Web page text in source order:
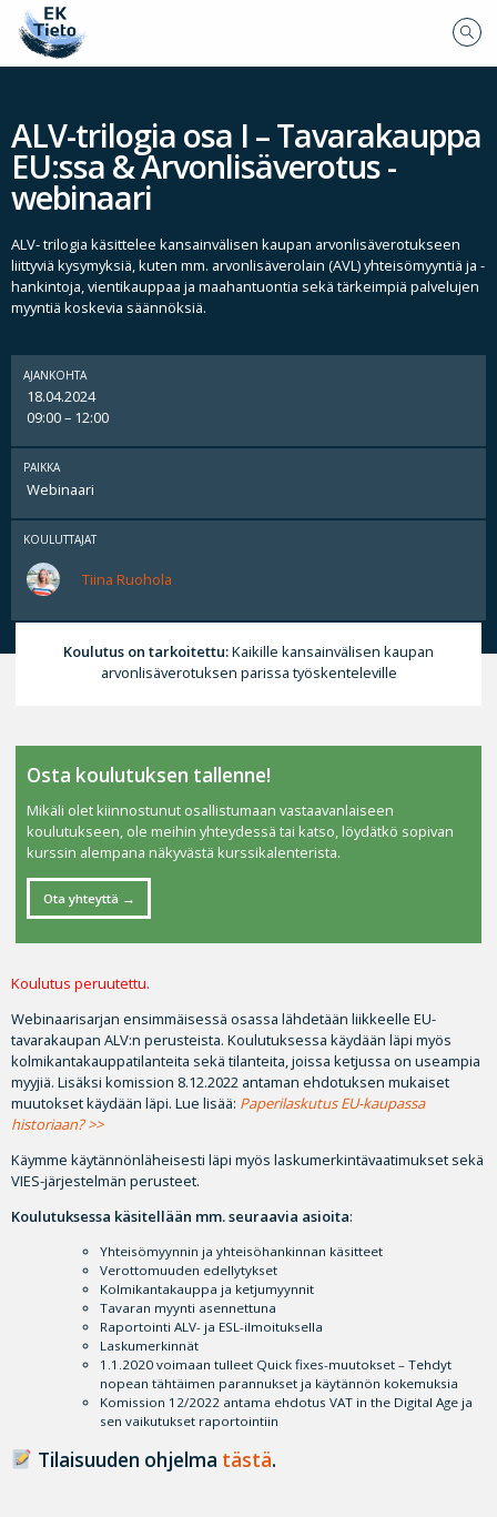
ALV-trilogia osa I – Tavarakauppa
EU:ssa & Arvonlisäverotus -
webinaari
ALV- trilogia käsittelee kansainvälisen kaupan arvonlisäverotukseen
liittyviä kysymyksiä, kuten mm. arvonlisäverolain (AVL) yhteisömyyntiä ja -
hankintoja, vientikauppaa ja maahantuontia sekä tärkeimpiä palvelujen
myyntiä koskevia säännöksiä.
AJANKOHTA
18.04.2024
09:00 – 12:00
PAIKKA
Webinaari
KOULUTTAJAT
Tiina Ruohola
Koulutus on tarkoitettu:Kaikille kansainvälisen kaupan
arvonlisäverotuksen parissa työskenteleville
Koulutus peruutettu.
Webinaarisarjan ensimmäisessä osassa lähdetään liikkeelle EU-
tavarakaupan ALV:n perusteista. Koulutuksessa käydään läpi myös
kolmikantakauppatilanteita sekä tilanteita, joissa ketjussa on useampia
myyjiä. Lisäksi komission 8.12.2022 antaman ehdotuksen mukaiset
muutokset käydään läpi. Lue lisää: Paperilaskutus EU-kaupassa
historiaan? >>
Käymme käytännönläheisesti läpi myös laskumerkintävaatimukset sekä
VIES-järjestelmän perusteet.
Koulutuksessa käsitellään mm. seuraavia asioita:
Yhteisömyynnin ja yhteisöhankinnan käsitteet
Verottomuuden edellytykset
Kolmikantakauppa ja ketjumyynnit
Tavaran myynti asennettuna
Raportointi ALV- ja ESL-ilmoituksella
Laskumerkinnät
1.1.2020 voimaan tulleet Quick fixes-muutokset – Tehdyt
nopean tähtäimen parannukset ja käytännön kokemuksia
Komission 12/2022 antama ehdotus VAT in the Digital Age ja
sen vaikutukset raportointiin
Tilaisuuden ohjelma tästä.
Osta koulutuksen tallenne!
Mikäli olet kiinnostunut osallistumaan vastaavanlaiseen
koulutukseen, ole meihin yhteydessä tai katso, löydätkö sopivan
kurssin alempana näkyvästä kurssikalenterista.
Ota yhteyttä